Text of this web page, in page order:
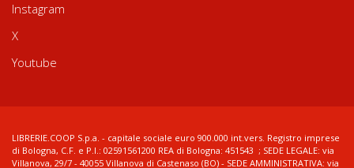
Instagram
X
Youtube
LIBRERIE.COOP S.p.a. - capitale sociale euro 900.000 int.vers. Registro imprese
di Bologna, C.F. e P.I.: 02591561200 REA di Bologna: 451543 ; SEDE LEGALE: via
Villanova, 29/7 - 40055 Villanova di Castenaso (BO) - SEDE AMMINISTRATIVA: via